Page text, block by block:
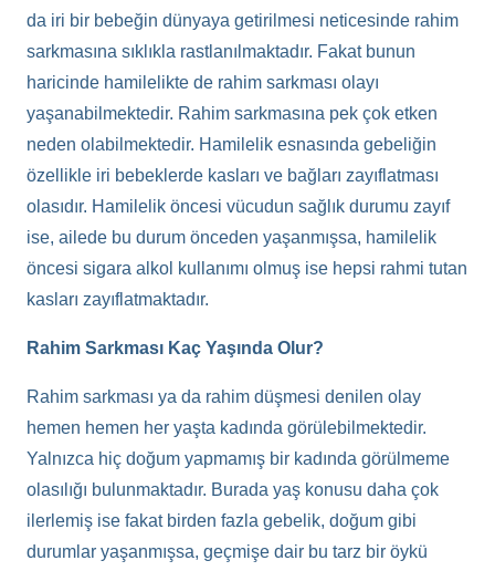
da iri bir bebeğin dünyaya getirilmesi neticesinde rahim
sarkmasına sıklıkla rastlanılmaktadır. Fakat bunun
haricinde hamilelikte de rahim sarkması olayı
yaşanabilmektedir. Rahim sarkmasına pek çok etken
neden olabilmektedir. Hamilelik esnasında gebeliğin
özellikle iri bebeklerde kasları ve bağları zayıflatması
olasıdır. Hamilelik öncesi vücudun sağlık durumu zayıf
ise, ailede bu durum önceden yaşanmışsa, hamilelik
öncesi sigara alkol kullanımı olmuş ise hepsi rahmi tutan
kasları zayıflatmaktadır.
Rahim Sarkması Kaç Yaşında Olur?
Rahim sarkması ya da rahim düşmesi denilen olay
hemen hemen her yaşta kadında görülebilmektedir.
Yalnızca hiç doğum yapmamış bir kadında görülmeme
olasılığı bulunmaktadır. Burada yaş konusu daha çok
ilerlemiş ise fakat birden fazla gebelik, doğum gibi
durumlar yaşanmışsa, geçmişe dair bu tarz bir öykü